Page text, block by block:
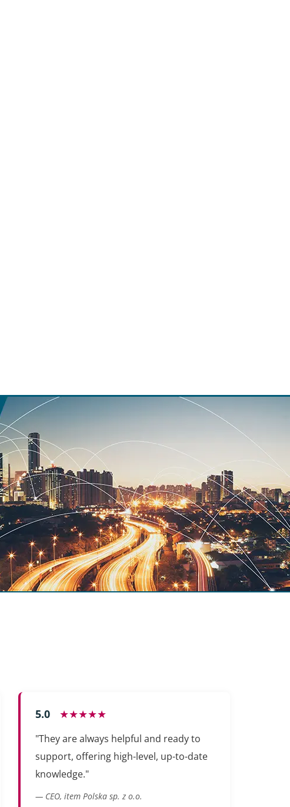
5.0 ★★★★★
"They are always helpful and ready to
support, offering high-level, up-to-date
knowledge."
— CEO, item Polska sp. z o.o.